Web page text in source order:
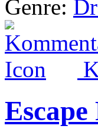
Genre:
Escape